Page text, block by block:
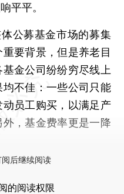
平平。
公募基金市场的募集
要背景，但是养老目
金公司纷纷穷尽线上
不佳：一些公司只能
员工购买，以满足产
，基金费率更是一降
阅后继续阅读
的阅读权限